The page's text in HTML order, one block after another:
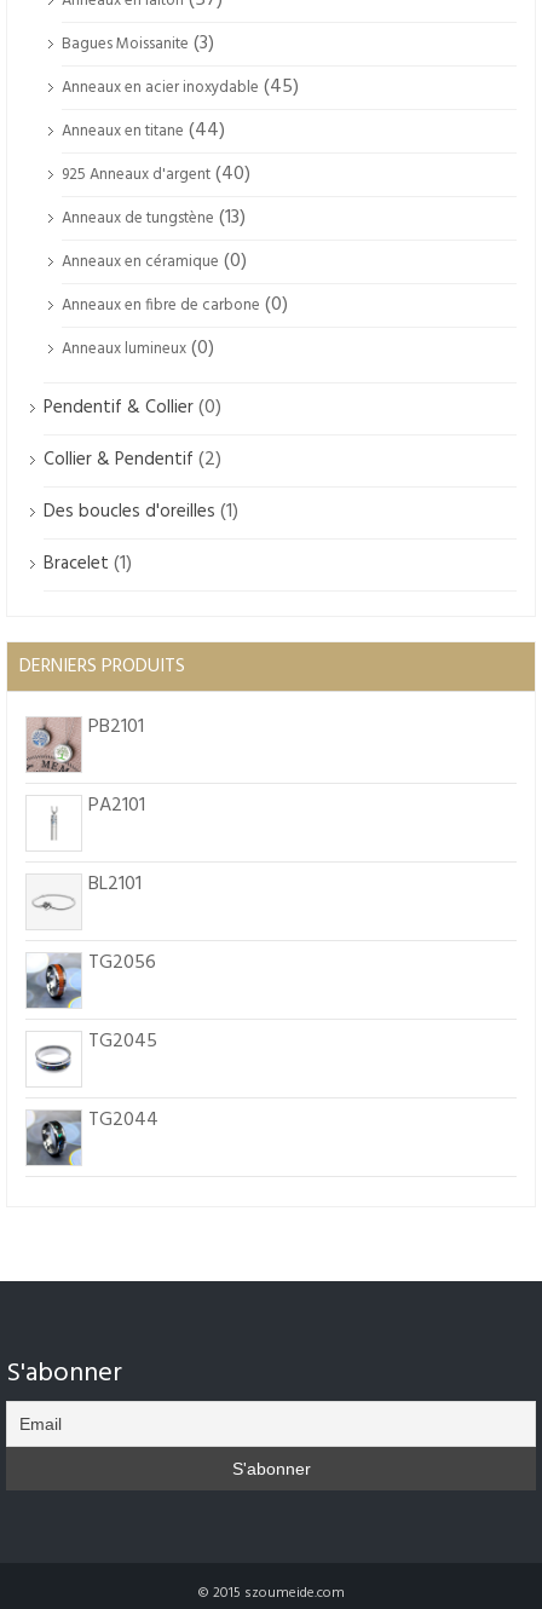
Bagues Moissanite (3)
Anneaux en acier inoxydable (45)
Anneaux en titane (44)
925 Anneaux d'argent(40)
Anneaux de tungstène (13)
Anneaux en céramique (0)
Anneaux en fibre de carbone (0)
Anneaux lumineux(0)
Pendentif & Collier(0)
Collier & Pendentif (2)
Des boucles d'oreilles (1)
Bracelet (1)
DERNIERS PRODUITS
PB2101
PA2101
BL2101
TG2056
TG2045
TG2044
S'abonner
© 2015 szoumeide.com